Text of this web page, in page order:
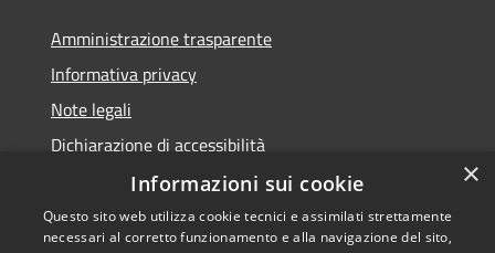
Amministrazione trasparente
Informativa privacy
Note legali
Dichiarazione di accessibilità
×
Informazioni sui cookie
Questo sito web utilizza cookie tecnici e assimilati strettamente
necessari al corretto funzionamento e alla navigazione del sito,